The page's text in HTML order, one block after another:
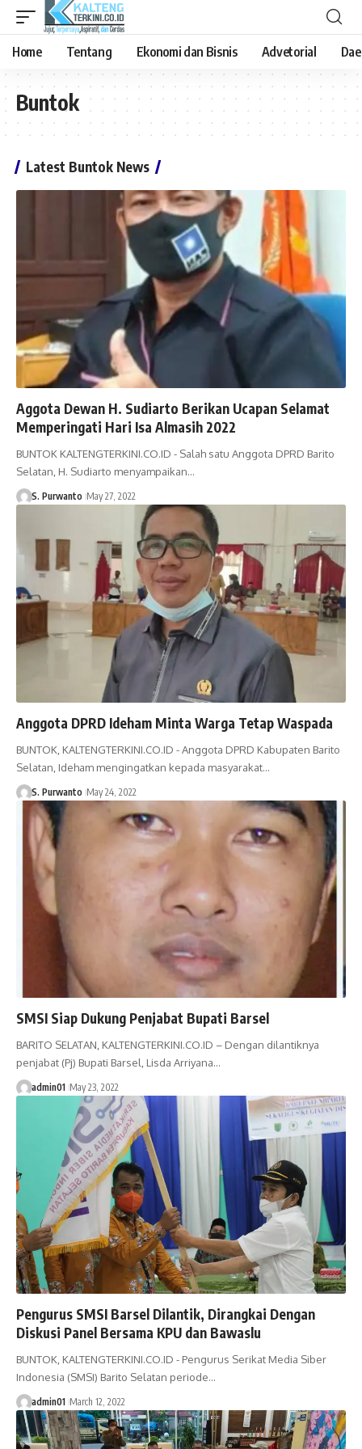
Home Tentang Ekonomi dan Bisnis Advetorial
Buntok
Latest Buntok News
Aggota Dewan H. Sudiarto Berikan Ucapan Selamat
Memperingati Hari Isa Almasih 2022
BUNTOK KALTENGTERKINI.CO.ID - Salah satu Anggota DPRD Barito
Selatan, H. Sudiarto menyampaikan…
S. Purwanto May 27, 2022
Anggota DPRD Ideham Minta Warga Tetap Waspada
BUNTOK, KALTENGTERKINI.CO.ID - Anggota DPRD Kabupaten Barito
Selatan, Ideham mengingatkan kepada masyarakat…
S. Purwanto May 24, 2022
SMSI Siap Dukung Penjabat Bupati Barsel
BARITO SELATAN, KALTENGTERKINI.CO.ID – Dengan dilantiknya
penjabat (Pj) Bupati Barsel, Lisda Arriyana…
admin01 May 23, 2022
Pengurus SMSI Barsel Dilantik, Dirangkai Dengan
Diskusi Panel Bersama KPU dan Bawaslu
BUNTOK, KALTENGTERKINI.CO.ID - Pengurus Serikat Media Siber
Indonesia (SMSI) Barito Selatan periode…
admin01 March 12, 2022